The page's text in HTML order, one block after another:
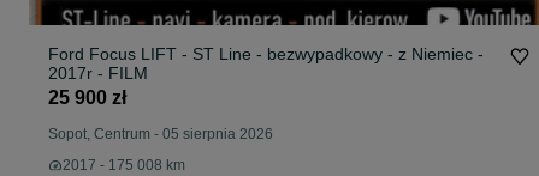
Ford Focus LIFT - ST Line - bezwypadkowy - z Niemiec -
2017r - FILM
25 900 zł
Sopot, Centrum - 05 sierpnia 2026
2017 - 175 008 km